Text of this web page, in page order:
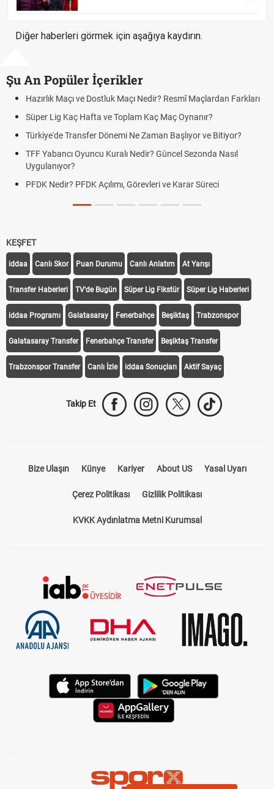
Diğer haberleri görmek için aşağıya kaydırın.
Şu An Popüler İçerikler
Hazırlık Maçı ve Dostluk Maçı Nedir? Resmî Maçlardan Farkları
Süper Lig Kaç Hafta ve Toplam Kaç Maç Oynanır?
Türkiye'de Transfer Dönemi Ne Zaman Başlıyor ve Bitiyor?
TFF Yabancı Oyuncu Kuralı Nedir? Güncel Sezonda Nasıl
Uygulanıyor?
PFDK Nedir? PFDK Açılımı, Görevleri ve Karar Süreci
KEŞFET
iddaa Canlı Skor Puan Durumu Canlı Anlatım At Yarışı
Transfer Haberleri TV'de Bugün Süper Lig Fikstür Süper Lig Haberleri
iddaa Programı Galatasaray Fenerbahçe Beşiktaş Trabzonspor
Galatasaray Transfer Fenerbahçe Transfer Beşiktaş Transfer
Trabzonspor Transfer Canlı İzle iddaa Sonuçları Aktif Sayaç
Takip Et
Bize Ulaşın Künye Kariyer About US Yasal Uyarı
Çerez Politikası Gizlilik Politikası
KVKK Aydınlatma Metni Kurumsal